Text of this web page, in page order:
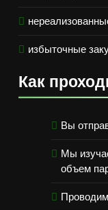
избыточные
Как
Вы
Мы
объем